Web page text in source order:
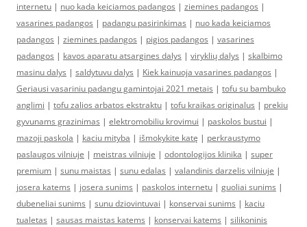
internetu | nuo kada keiciamos padangos | ziemines padangos |
vasarines padangos | padangu pasirinkimas | nuo kada keiciamos
padangos | ziemines padangos | pigios padangos | vasarines
padangos | kavos aparatu atsargines dalys | viryklių dalys | skalbimo
masinu dalys | saldytuvu dalys | Kiek kainuoja vasarines padangos |
Geriausi vasariniu padangu gamintojai 2021 metais | tofu su bambuko
anglimi | tofu zalios arbatos ekstraktu | tofu kraikas originalus | prekiu
gyvunams grazinimas | elektromobiliu krovimui | paskolos bustui |
mazoji paskola | kaciu mityba | išmokykite katę | perkraustymo
paslaugos vilniuje | meistras vilniuje | odontologijos klinika | super
premium | sunu maistas | sunu edalas | valandinis darzelis vilniuje |
josera katems | josera sunims | paskolos internetu | guoliai sunims |
dubeneliai sunims | sunu dziovintuvai | konservai sunims | kaciu
tualetas | sausas maistas katems | konservai katems | silikoninis